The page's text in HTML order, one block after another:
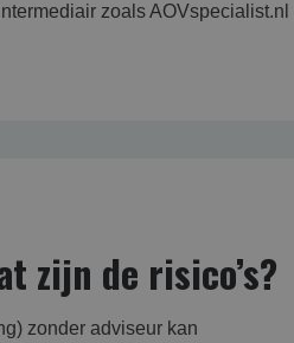
zoals AOVspecialist.nl
zijn de risico’s?
zonder adviseur kan